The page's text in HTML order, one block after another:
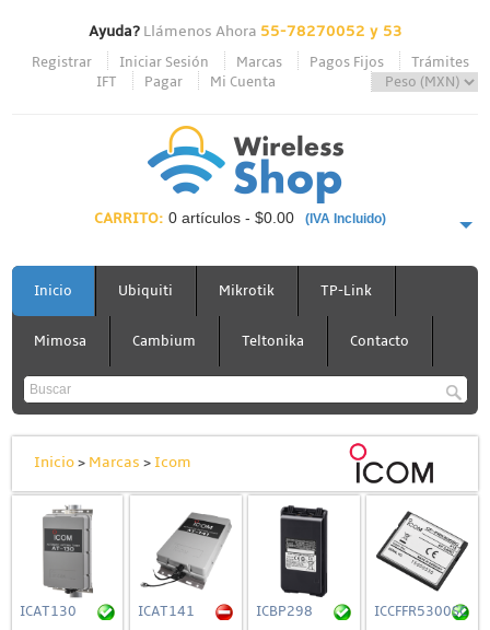
Ayuda?Llámenos Ahora 55-78270052 y 53
Registrar Iniciar Sesión Marcas Pagos Fijos
Trámites
IFT
Pagar Mi Cuenta
CARRITO: 0 artículos - $0.00 (IVA Incluido)
PAGAR AHORA
Inicio Ubiquiti Mikrotik TP-Link
Mimosa Cambium Teltonika Contacto
Inicio> Marcas > Icom
ICAT130
ICAT141
ICBP298
ICCFFR5300SC